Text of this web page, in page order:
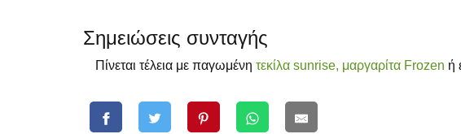
Σημειώσεις συνταγής
Πίνεται τέλεια με παγωμένη τεκίλα sunrise, μαργαρίτα Frozen ή